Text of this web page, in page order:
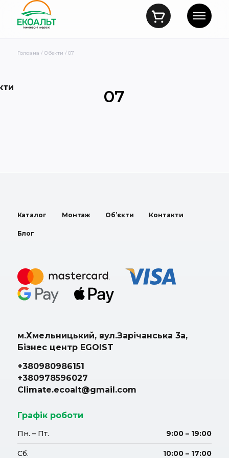
Головна /Обєкти / 07
07
Каталог Монтаж Об’єкти Контакти
Блог
м.Хмельницький, вул.Зарічанська 3а,
Бізнес центр EGOIST
+380980986151
+380978596027
Climate.ecoalt@gmail.com
Графік роботи
Пн. – Пт. 9:00 – 19:00
Сб. 10:00 – 17:00